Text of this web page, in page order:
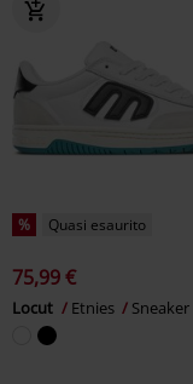
% Quasi esaurito
75,99 €
Locut Etnies Sneaker